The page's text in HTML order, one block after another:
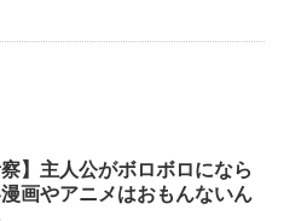
察】主人公がボロボロになら
画やアニメはおもんないん